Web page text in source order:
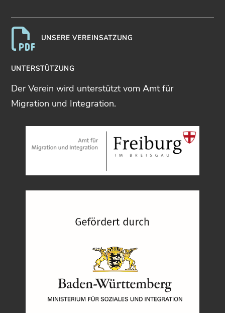
UNSERE VEREINSATZUNG
UNTERSTÜTZUNG
Der Verein wird unterstützt vom Amt für
Migration und Integration.